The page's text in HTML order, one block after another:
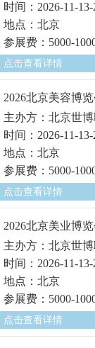
时间：2026-11-13-
地点：北京
参展费：5000-
点击查看详情
2026北京美容博
主办方：北京世
时间：2026-11-13-
地点：北京
参展费：5000-
点击查看详情
2026北京美业博
主办方：北京世
时间：2026-11-13-
地点：北京
参展费：5000-
点击查看详情